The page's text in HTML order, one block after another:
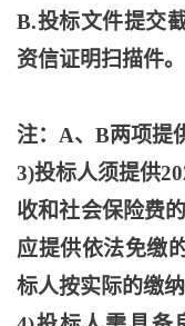
B.投标文件提交
资信证明扫描件。
注： A、B两项提
3)投标人须提供
收和社会保险费
应提供依法免缴
标人按实际的缴